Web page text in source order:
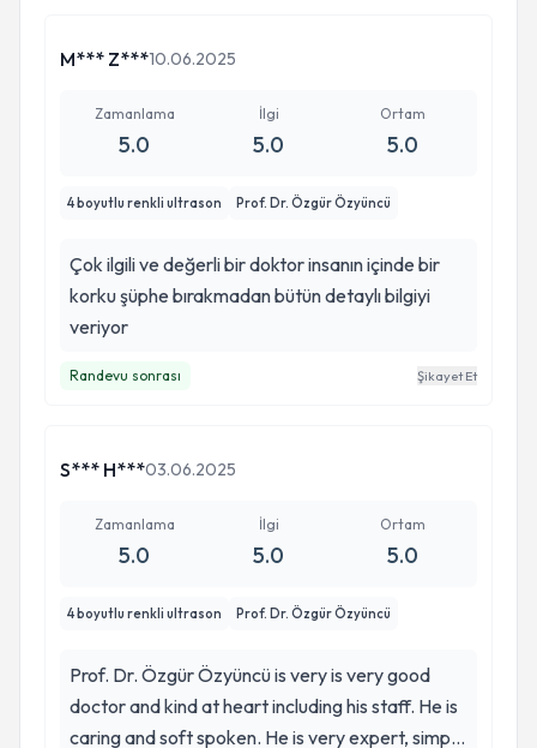
M*** Z***10.06.2025
Zamanlama
5.0
İlgi
5.0
Ortam
5.0
4 boyutlu renkli ultrason Prof. Dr. Özgür Özyüncü
Çok ilgili ve değerli bir doktor insanın içinde bir
korku şüphe bırakmadan bütün detaylı bilgiyi
veriyor
Randevu sonrası Şikayet Et
S*** H***03.06.2025
Zamanlama
5.0
İlgi
5.0
Ortam
5.0
4 boyutlu renkli ultrason Prof. Dr. Özgür Özyüncü
Prof. Dr. Özgür Özyüncü is very is very good
doctor and kind at heart including his staff. He is
caring and soft spoken. He is very expert, simple